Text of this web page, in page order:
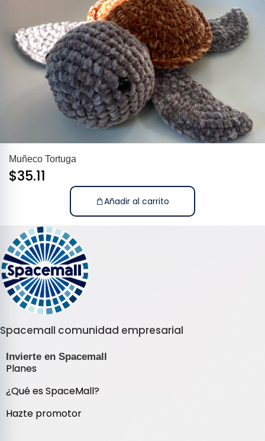
Muñeco Tortuga
$35.11
Añadir al carrito
Spacemall comunidad empresarial
Invierte en Spacemall
Planes
¿Qué es SpaceMall?
Hazte promotor